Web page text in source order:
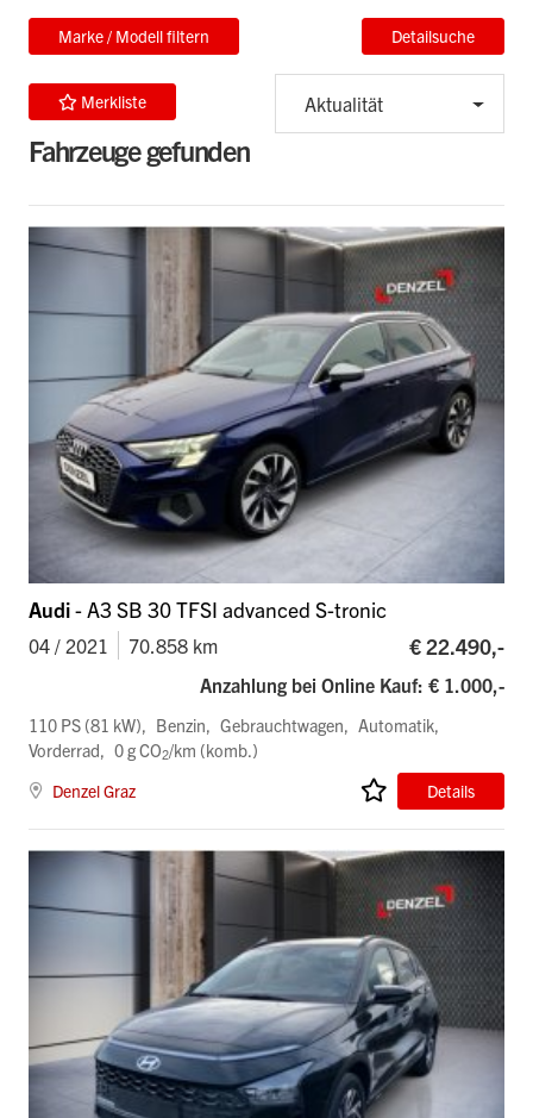
Marke / Modell filtern Detailsuche
Merkliste Aktualität
Fahrzeuge gefunden
Audi- A3 SB 30 TFSI advanced S-tronic
04 / 2021 70.858 km € 22.490,-
Anzahlung bei Online Kauf: € 1.000,-
110 PS (81 kW) Benzin Gebrauchtwagen
Automatik
Vorderrad
0 g CO2/km (komb.)
Denzel Graz
Details